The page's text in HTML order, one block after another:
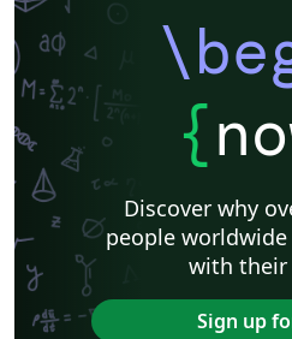
{
Discover why
people
with their
Sign up